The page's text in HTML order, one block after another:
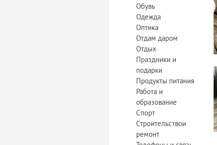
Обувь
Одежда
Оптика
Отдам даром
Отдых
Праздники и
подарки
Продукты питания
Работа и
образование
Спорт
Строительствои
ремонт